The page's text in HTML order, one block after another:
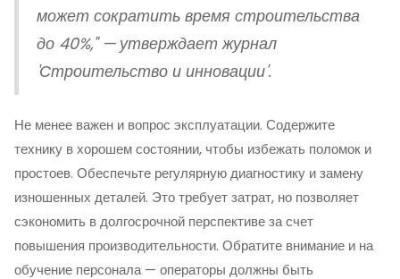
может сократить время строительства
до 40%," — утверждает журнал
'Строительство и инновации'.
Не менее важен и вопрос эксплуатации. Содержите
технику в хорошем состоянии, чтобы избежать поломок и
простоев. Обеспечьте регулярную диагностику и замену
изношенных деталей. Это требует затрат, но позволяет
сэкономить в долгосрочной перспективе за счет
повышения производительности. Обратите внимание и на
обучение персонала — операторы должны быть